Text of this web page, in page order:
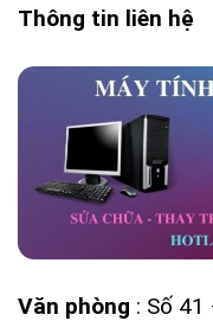
Thông tin liên hệ
Văn phòng : Số